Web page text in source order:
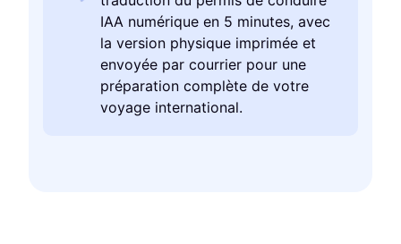
IAA numérique en 5 minutes, avec
la version physique imprimée et
envoyée par courrier pour une
préparation complète de votre
voyage international.